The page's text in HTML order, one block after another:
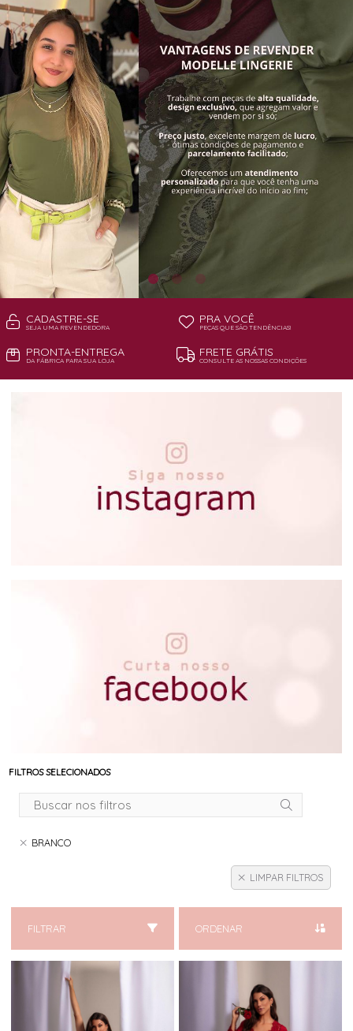
ROBES
TODOS DE PAGA POUCO MODELLE
TODOS DE PIJAMAS | ROBES
CADASTRE-SE
SEJA UMA REVENDEDORA
PRA VOCÊ
PEÇAS QUE SÃO TENDÊNCIAS!
PRONTA-ENTREGA
DA FÁBRICA PARA SUA LOJA
FRETE GRÁTIS
CONSULTE AS NOSSAS CONDIÇÕES
FILTROS SELECIONADOS
BRANCO
LIMPAR FILTROS
FILTRAR ORDENAR